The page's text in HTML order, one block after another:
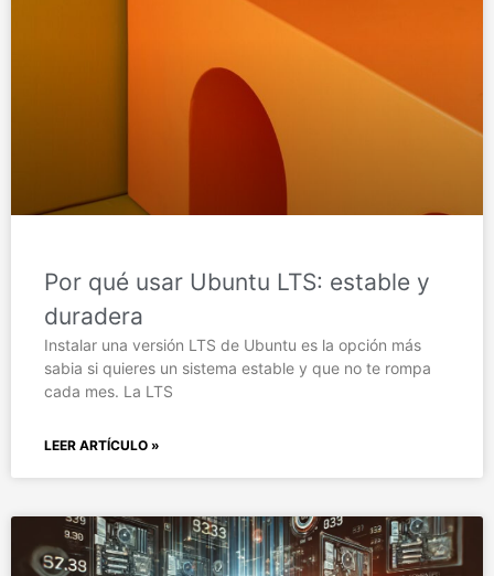
Por qué usar Ubuntu LTS: estable y
duradera
Instalar una versión LTS de Ubuntu es la opción más
sabia si quieres un sistema estable y que no te rompa
cada mes. La LTS
LEER ARTÍCULO »